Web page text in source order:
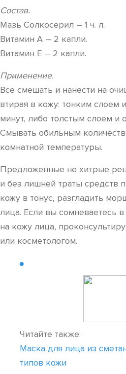
Состав.
Мазь Солкосерил – 1 ч. л.
Витамин А – 2 капли.
Витамин Е – 2 капли.
Применение.
Все смешать и нанести на
втирая в кожу: тонким слоем
минут, либо толстым слоем и
Смывать обильным
комнатной температуры.
Предложенные не хитрые
и без лишней траты средств
кожу в тонус, разгладить
лица. Если вы сомневаетесь
на кожу лица,
или косметологом.
Читайте также:
Маска для лица из
типов кожи